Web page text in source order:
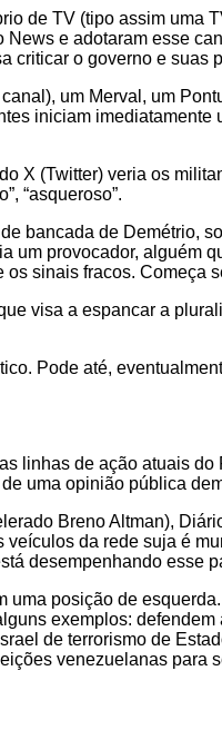
de TV (tipo assim
e adotaram esse
criticar o governo e suas
um Merval, um
iniciam
(Twitter) veria os
“asqueroso”.
bancada de Demétrio,
um provocador, alguém
sinais fracos.
visa a espancar a
Pode até,
linhas de ação atuais
uma opinião pública
Breno Altman),
da rede suja é
desempenhando esse
posição de
exemplos:
de terrorismo de
venezuelanas